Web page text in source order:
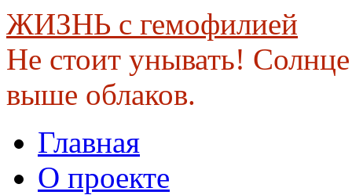
ЖИЗНЬ с гемофилией
Не стоит унывать!
выше облаков.
to
contentГлавная
О проекте